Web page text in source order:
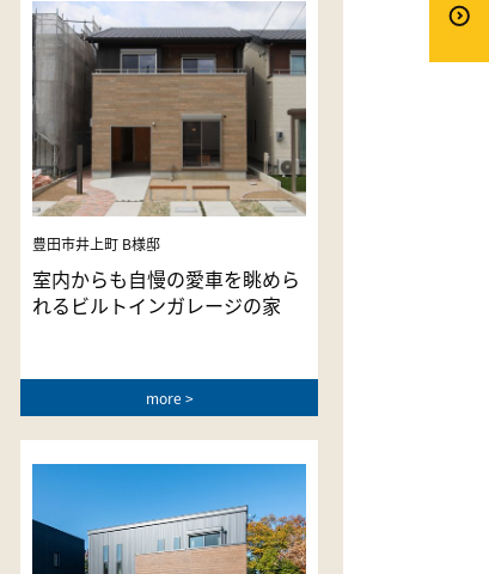
豊田市井上町 B様邸
室内からも自慢の愛車を眺めら
れるビルトインガレージの家
more